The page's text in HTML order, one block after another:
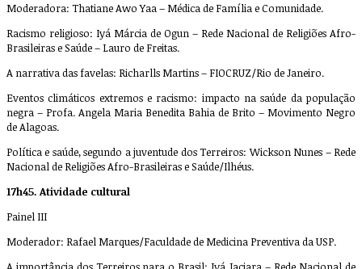
Moderadora: Thatiane Awo Yaa – Médica de Família e Comunidade.
Racismo religioso: Iyá Márcia de Ogun – Rede Nacional de Religiões Afro-
Brasileiras e Saúde – Lauro de Freitas.
A narrativa das favelas: Richarlls Martins – FIOCRUZ/Rio de Janeiro.
Eventos climáticos extremos e racismo: impacto na saúde da população
negra – Profa. Angela Maria Benedita Bahia de Brito – Movimento Negro
de Alagoas.
Política e saúde, segundo a juventude dos Terreiros: Wickson Nunes – Rede
Nacional de Religiões Afro-Brasileiras e Saúde/Ilhéus.
17h45. Atividade cultural
Painel III
Moderador: Rafael Marques/Faculdade de Medicina Preventiva da USP.